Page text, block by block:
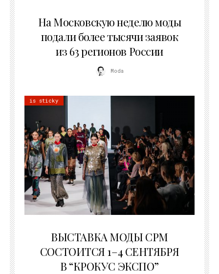
На Московскую неделю моды
подали более тысячи заявок
из 63 регионов России
Moda
is sticky
ВЫСТАВКА МОДЫ CPM
СОСТОИТСЯ 1–4 СЕНТЯБРЯ
В “КРОКУС ЭКСПО”